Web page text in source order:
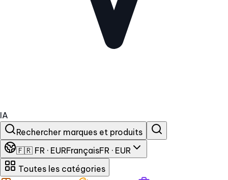
IA
Rechercher marques et produits
🇫🇷 FR · EURFrançaisFR · EUR
Toutes les catégories